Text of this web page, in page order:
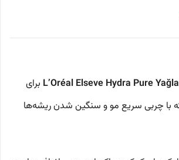
L’Oréal Elseve Hydra Pure برای
با چربی سریع مو و سنگین شدن ریشه‌ها